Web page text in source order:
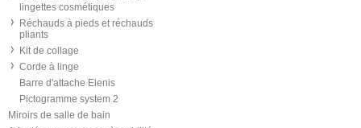
lingettes cosmétiques
Réchauds à pieds et réchauds
pliants
Kit de collage
Corde à linge
Barre d'attache Elenis
Pictogramme system 2
Miroirs de salle de bain